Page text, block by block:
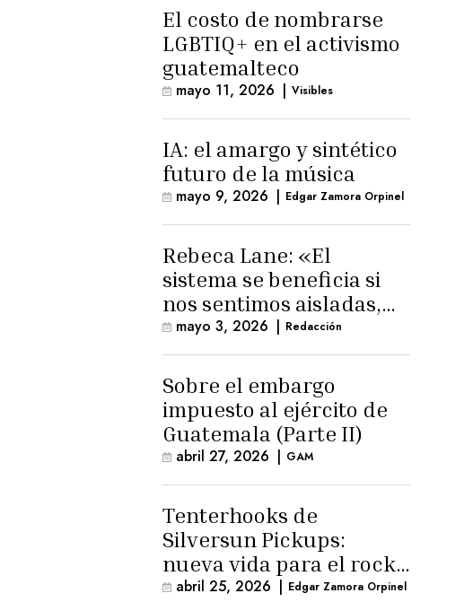
El costo de nombrarse
LGBTIQ+ en el activismo
guatemalteco
mayo 11, 2026 | Visibles
IA: el amargo y sintético
futuro de la música
mayo 9, 2026 | Edgar Zamora Orpinel
Rebeca Lane: «El
sistema se beneficia si
nos sentimos aisladas,
sin esperanza o espacio
para la ternura»
mayo 3, 2026 | Redacción
Sobre el embargo
impuesto al ejército de
Guatemala (Parte II)
abril 27, 2026 | GAM
Tenterhooks de
Silversun Pickups:
nueva vida para el rock
alternativo
abril 25, 2026 | Edgar Zamora Orpinel